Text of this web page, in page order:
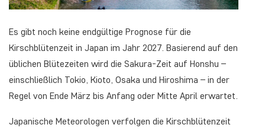
Es gibt noch keine endgültige Prognose für die
Kirschblütenzeit in Japan im Jahr 2027. Basierend auf den
üblichen Blütezeiten wird die Sakura-Zeit auf Honshu –
einschließlich Tokio, Kioto, Osaka und Hiroshima – in der
Regel von Ende März bis Anfang oder Mitte April erwartet.
Japanische Meteorologen verfolgen die Kirschblütenzeit